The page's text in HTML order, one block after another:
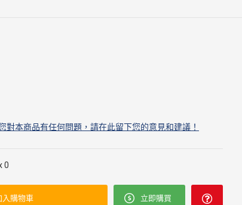
對本商品有任何問題，請在此留下您的意見和建議！
0
入購物車 立即購買